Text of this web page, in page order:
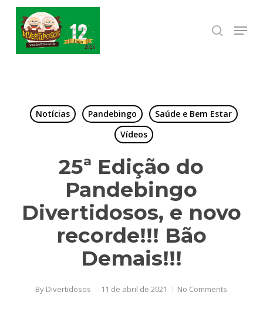
content
search
Menu
Notícias Pandebingo
Saúde e Bem Estar
Vídeos
25ª Edição do
Pandebingo
Divertidosos, e novo
recorde!!! Bão
Demais!!!
By Divertidosos 11 de abril de 2021 No Comments
Close